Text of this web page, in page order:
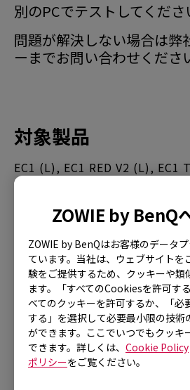
ZOWIE by BenQ
ZOWIE by BenQはお客様のデータ
ています。当社は、ウェブサイトを
験をご提供するため、クッキーや類
ます。「すべてのCookiesを許可す
べてのクッキーを許可するか、「
する」を選択して必要最小限の技術
ができます。ここでいつでもクッキ
できます。詳しくは、 Cookie Policy
ポリシーをご覧ください。
別のPCでテストしてくださ
問題が解決しない場合は弊
ーまでお問い合わせくださ
対象製品
EC1 (L), EC1 RED V2 (L), EC1
WHITE (L), EC1-A (L), EC1-A
(L), EC1-B CS:GO (L), EC1-B
EC1-B DIVINA PINK (L), EC1-
EC1-DW, EC2 (M), EC2 RED
(M), EC2 WHITE (M), EC2-A
(M), EC2-B (M), EC2-B CS:GO
BLUE (M), EC2-B DIVINA
EC2-CW (M), EC2-DW, EC3-C
EC3-DW, FK1 (L), FK1
さらに表示
ご参考になりま
はい い